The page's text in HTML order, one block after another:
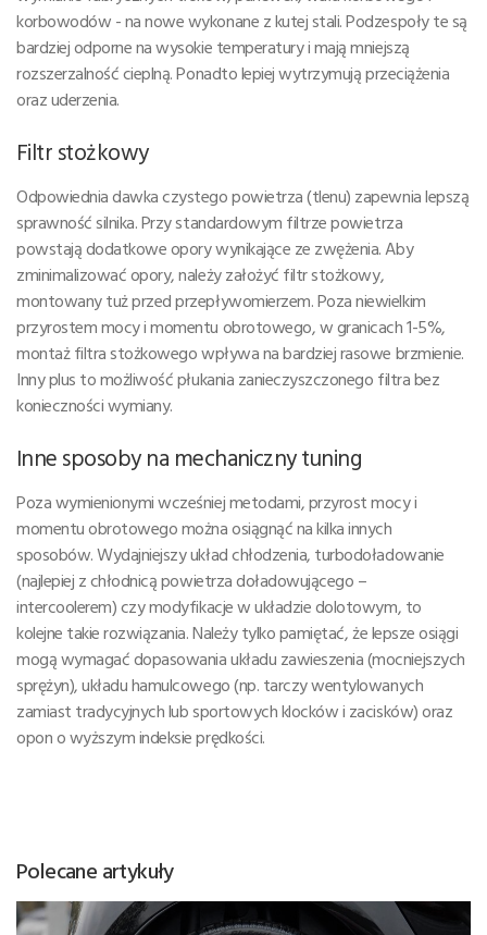
korbowodów - na nowe wykonane z kutej stali. Podzespoły te są
bardziej odporne na wysokie temperatury i mają mniejszą
rozszerzalność cieplną. Ponadto lepiej wytrzymują przeciążenia
oraz uderzenia.
Filtr stożkowy
Odpowiednia dawka czystego powietrza (tlenu) zapewnia lepszą
sprawność silnika. Przy standardowym filtrze powietrza
powstają dodatkowe opory wynikające ze zwężenia. Aby
zminimalizować opory, należy założyć filtr stożkowy,
montowany tuż przed przepływomierzem. Poza niewielkim
przyrostem mocy i momentu obrotowego, w granicach 1-5%,
montaż filtra stożkowego wpływa na bardziej rasowe brzmienie.
Inny plus to możliwość płukania zanieczyszczonego filtra bez
konieczności wymiany.
Inne sposoby na mechaniczny tuning
Poza wymienionymi wcześniej metodami, przyrost mocy i
momentu obrotowego można osiągnąć na kilka innych
sposobów. Wydajniejszy układ chłodzenia, turbodoładowanie
(najlepiej z chłodnicą powietrza doładowującego –
intercoolerem) czy modyfikacje w układzie dolotowym, to
kolejne takie rozwiązania. Należy tylko pamiętać, że lepsze osiągi
mogą wymagać dopasowania układu zawieszenia (mocniejszych
sprężyn), układu hamulcowego (np. tarczy wentylowanych
zamiast tradycyjnych lub sportowych klocków i zacisków) oraz
opon o wyższym indeksie prędkości.
Polecane artykuły